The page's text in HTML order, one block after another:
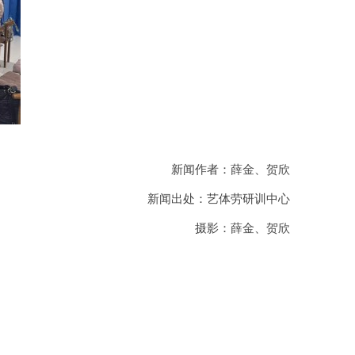
新闻作者：薛金、贺欣
新闻出处：艺体劳研训中心
摄影：薛金、贺欣